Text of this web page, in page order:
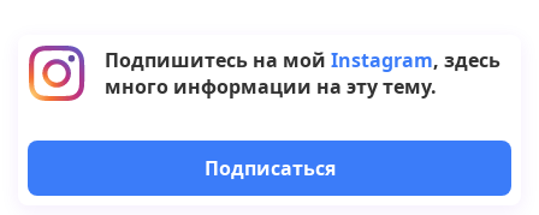
Подпишитесь на мой Instagram, здесь
много информации на эту тему.
Подписаться